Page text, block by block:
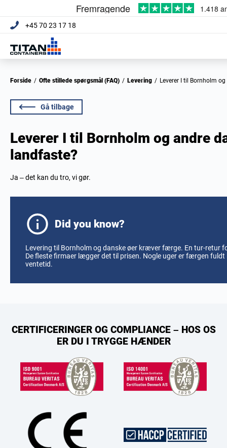
+45 70 23 17 18
Forside / Ofte stillede spørgsmål (FAQ) / Levering / Leverer I til Bornholm
Gå tilbage
Leverer I til Bornholm og andre
landfaste?
Ja – det kan du tro, vi gør.
Did you know?
Levering til Bornholm og danske øer kræver færge. En tur-retur
De fleste firmaer lægger det til prisen. Nogle uger er færgen
ventetid.
CERTIFICERINGER OG COMPLIANCE – HOS OS
ER DU I TRYGGE HÆNDER